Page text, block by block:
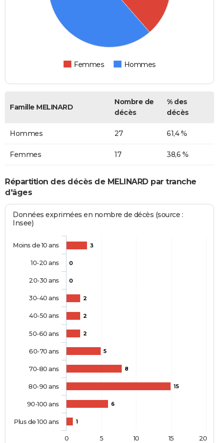
Femmes Hommes
Famille MELINARD
Nombre de
décès
% des
décès
Hommes 27 61,4 %
Femmes 17 38,6 %
Répartition des décès de MELINARD par tranche
d'âges
Données exprimées en nombre de décès (source :
Insee)
3
0
0
2
2
2
5
8
15
6
1
Moins de 10 ans
10-20 ans
20-30 ans
30-40 ans
40-50 ans
50-60 ans
60-70 ans
70-80 ans
80-90 ans
90-100 ans
Plus de 100 ans
0 5 10 15 20